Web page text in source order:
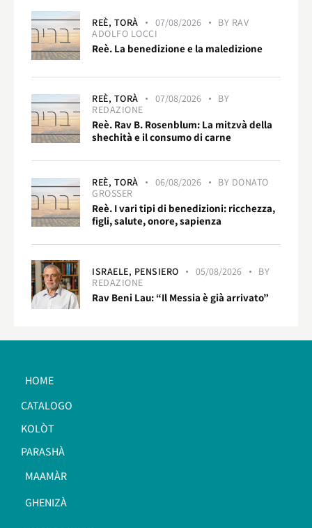
REÈ, TORÀ 07/08/2026 BY RAV
ADOLFO LOCCI
Reè. La benedizione e la maledizione
REÈ, TORÀ 07/08/2026
BY
REDAZIONE
Reè. Rav B. Rosenblum: La mitzvà della
shechità e il consumo di carne
REÈ, TORÀ 06/08/2026 BY DONATO
GROSSER
Reè. I vari tipi di benedizioni: ricchezza,
figli, salute, onore, sapienza
ISRAELE, PENSIERO 05/08/2026
BY
REDAZIONE
Rav Beni Lau: “Il Messia è già arrivato”
HOME
CATALOGO
KOLÒT
PARASHÀ
MAAMÀR
GHENIZÀ